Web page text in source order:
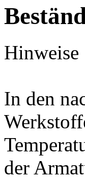
Hinweise
In den
der